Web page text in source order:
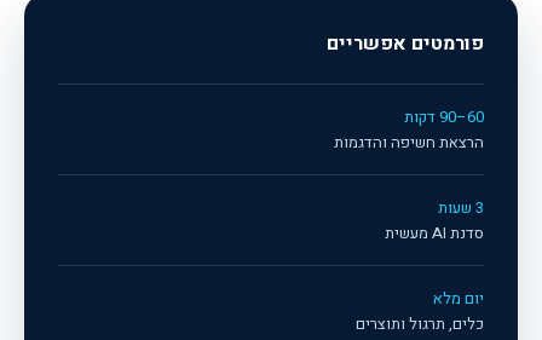
פורמטים אפשריים
60–90 דקות
הרצאת חשיפה והדגמות
3 שעות
סדנת AI מעשית
יום מלא
כלים, תרגול ותוצרים